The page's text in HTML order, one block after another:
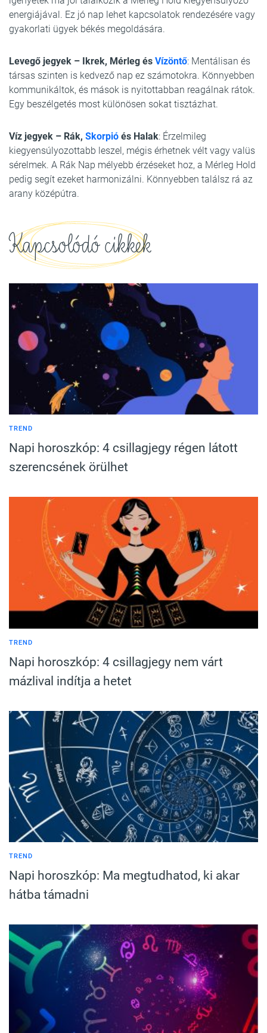
energiájával. Ez jó nap lehet kapcsolatok rendezésére vagy
gyakorlati ügyek békés megoldására.
Levegő jegyek – Ikrek, Mérleg és Vízöntő: Mentálisan és
társas szinten is kedvező nap ez számotokra. Könnyebben
kommunikáltok, és mások is nyitottabban reagálnak rátok.
Egy beszélgetés most különösen sokat tisztázhat.
Víz jegyek – Rák, Skorpió és Halak: Érzelmileg
kiegyensúlyozottabb leszel, mégis érhetnek vélt vagy valüs
sérelmek. A Rák Nap mélyebb érzéseket hoz, a Mérleg Hold
pedig segít ezeket harmonizálni. Könnyebben találsz rá az
arany középútra.
Kapcsolódó cikkek
TREND
Napi horoszkóp: 4 csillagjegy régen látott
szerencsének örülhet
TREND
Napi horoszkóp: 4 csillagjegy nem várt
mázlival indítja a hetet
TREND
Napi horoszkóp: Ma megtudhatod, ki akar
hátba támadni